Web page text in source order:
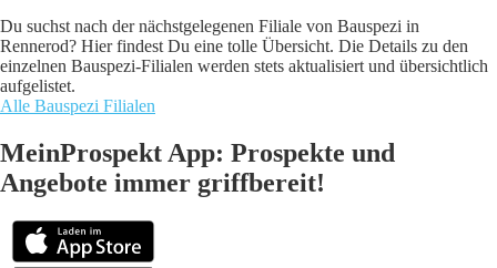
Du suchst nach der nächstgelegenen Filiale von Bauspezi in
Rennerod? Hier findest Du eine tolle Übersicht. Die Details zu den
einzelnen Bauspezi-Filialen werden stets aktualisiert und übersichtlich
aufgelistet.
Alle Bauspezi Filialen
MeinProspekt App: Prospekte und
Angebote immer griffbereit!